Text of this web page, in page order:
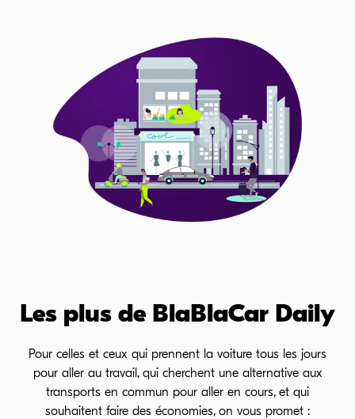
Les plus de BlaBlaCar Daily
Pour celles et ceux qui prennent la voiture tous les jours
pour aller au travail, qui cherchent une alternative aux
transports en commun pour aller en cours, et qui
souhaitent faire des économies, on vous promet :